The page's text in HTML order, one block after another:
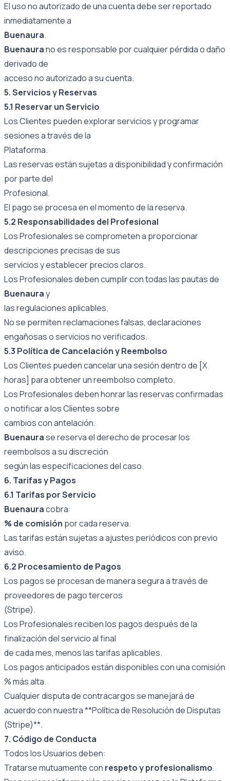
El uso no autorizado de una cuenta debe ser reportado
inmediatamente a
Buenaura.
Buenaurano es responsable por cualquier pérdida o daño
derivado de
acceso no autorizado a su cuenta.
5. Servicios y Reservas
5.1 Reservar un Servicio
Los Clientes pueden explorar servicios y programar
sesiones a través de la
Plataforma.
Las reservas están sujetas a disponibilidad y confirmación
por parte del
Profesional.
El pago se procesa en el momento de la reserva.
5.2 Responsabilidades del Profesional
Los Profesionales se comprometen a proporcionar
descripciones precisas de sus
servicios y establecer precios claros.
Los Profesionales deben cumplir con todas las pautas de
Buenauray
las regulaciones aplicables.
No se permiten reclamaciones falsas, declaraciones
engañosas o servicios no verificados.
5.3 Política de Cancelación y Reembolso
Los Clientes pueden cancelar una sesión dentro de [X
horas] para obtener un reembolso completo.
Los Profesionales deben honrar las reservas confirmadas
o notificar a los Clientes sobre
cambios con antelación.
Buenaurase reserva el derecho de procesar los
reembolsos a su discreción
según las especificaciones del caso.
6. Tarifas y Pagos
6.1 Tarifas por Servicio
Buenauracobra:
% de comisión por cada reserva.
Las tarifas están sujetas a ajustes periódicos con previo
aviso.
6.2 Procesamiento de Pagos
Los pagos se procesan de manera segura a través de
proveedores de pago terceros
(Stripe).
Los Profesionales reciben los pagos después de la
finalización del servicio al final
de cada mes, menos las tarifas aplicables.
Los pagos anticipados están disponibles con una comisión
% más alta.
Cualquier disputa de contracargos se manejará de
acuerdo con nuestra **Política de Resolución de Disputas
(Stripe)**.
7. Código de Conducta
Todos los Usuarios deben:
Tratarse mutuamente con respeto y profesionalismo.